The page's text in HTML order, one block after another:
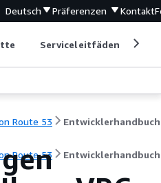
Deutsch Präferenzen Kontakt
Serviceleitfäden
Route 53 Entwicklerhandbuch
Route 53 Entwicklerhandbuch